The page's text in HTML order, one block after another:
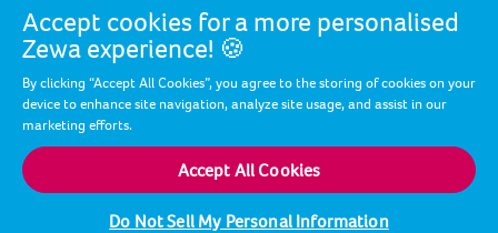
Leukoplast, Libero, Libresse, Lotus, Modibodi,
Nosotras, Saba, Tempo, TOM Organic и Zewa. През
приблизително 146 млрд. шведски крони (13 млрд.
евро) и е дала работа на 36 000 души. Централата на
листната на борсата Nasdaq Stockholm. Повече
информация можете да намерите на essity.com.
Accept cookies for a more personalised
Zewa experience! 🍪
By clicking “Accept All Cookies”, you agree to the storing of cookies on your
device to enhance site navigation, analyze site usage, and assist in our
marketing efforts.
Accept All Cookies
Do Not Sell My Personal Information